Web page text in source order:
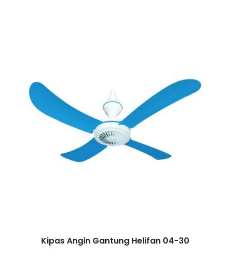
Kipas Angin Gantung Helifan 04-30